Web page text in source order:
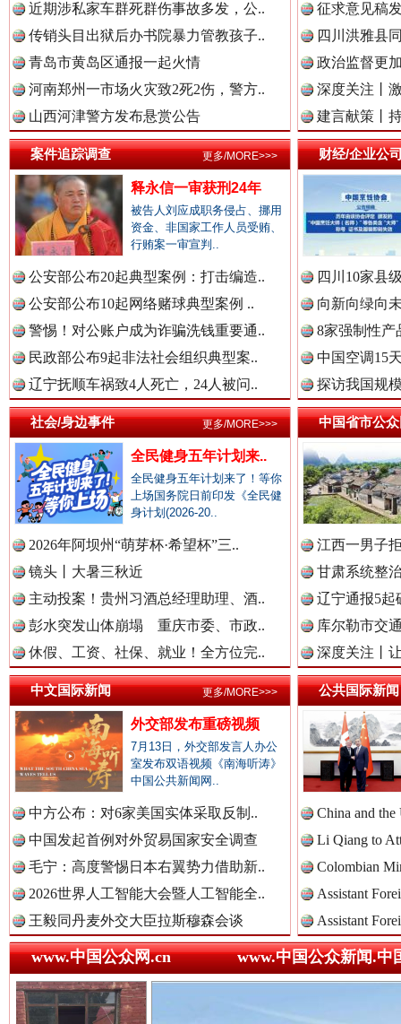
中国律师在线.
中国参政网.中
中国全民新闻网.
中国公众新闻网.
中国公民新闻网.
中国公共新闻网.
中国法制新闻网.
中国法治新闻网.
中国法院新闻网.
中国检察新闻网.
中国医药新闻网.
中国企业新闻网.
雄关漫道展新颜
衣柜里的秘密 高速路
春天里的科技盛宴
巳巳如意，开工大吉！ 三轮上
“后车司机肯定在骂我”
近期涉私家车群死群伤事故多发，公..
传销头目出狱后办书院暴力管教孩子..
青岛市黄岛区通报一起火情
河南郑州一市场火灾致2死2伤，警方..
山西河津警方发布悬赏公告
征求意见稿
四川洪雅县
政治监督更
深度关注丨
建言献策丨
案件追踪调查
释永信一审获刑24年
被告人刘应成职务侵占、挪用
资金、非国家工作人员受贿、
行贿案一审宣判..
公安部公布20起典型案例：打击编造..
公安部公布10起网络赌球典型案例 ..
警惕！对公账户成为诈骗洗钱重要通..
民政部公布9起非法社会组织典型案..
辽宁抚顺车祸致4人死亡，24人被问..
更多/MORE>>> 财经/企业公
四川10家县
向新向绿向
8家强制性产
中国空调15
探访我国规
社会/身边事件
全民健身五年计划来..
全民健身五年计划来了！等你
上场国务院日前印发《全民健
身计划(2026-20..
2026年阿坝州“萌芽杯·希望杯”三..
镜头丨大暑三秋近
主动投案！贵州习酒总经理助理、酒..
彭水突发山体崩塌 重庆市委、市政..
休假、工资、社保、就业！全方位完..
更多/MORE>>> 中国省市公
江西一男子
甘肃系统整
辽宁通报5起
库尔勒市交
深度关注丨
中文国际新闻
外交部发布重磅视频
7月13日，外交部发言人办公
室发布双语视频《南海听涛》
中国公共新闻网..
中方公布：对6家美国实体采取反制..
中国发起首例对外贸易国家安全调查
毛宁：高度警惕日本右翼势力借助新..
2026世界人工智能大会暨人工智能全..
王毅同丹麦外交大臣拉斯穆森会谈
更多/MORE>>> 公共国际新闻
China and
Li Qiang to
Colombian
Assistant
Assistant
www.中国公众网.cn www.中国公众新闻.中